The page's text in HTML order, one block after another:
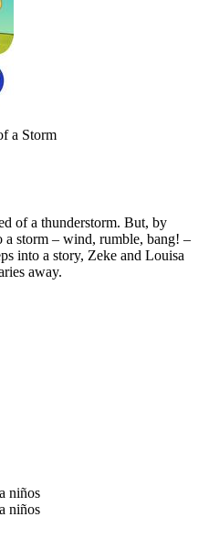
a Storm
of a thunderstorm. But, by
a storm – wind, rumble, bang! –
into a story, Zeke and Louisa
away.
niños
niños